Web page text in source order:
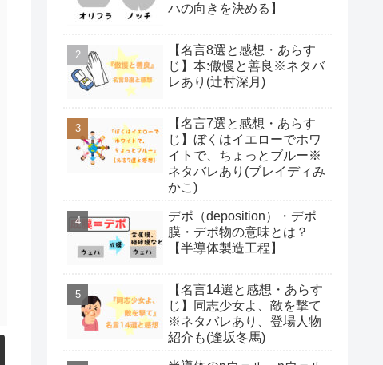
ハの向きを決める】
【名言8選と感想・あらす
じ】本:傲慢と善良※ネタバ
レあり(辻村深月)
【名言7選と感想・あらす
じ】ぼくはイエローでホワ
イトで、ちょっとブルー※
ネタバレあり(ブレイディみ
かこ)
デポ（deposition）・デポ
膜・デポ物の意味とは？
【半導体製造工程】
【名言14選と感想・あらす
じ】同志少女よ、敵を撃て
※ネタバレあり、登場人物
紹介も(逢坂冬馬)